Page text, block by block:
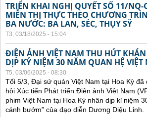
TRIỂN KHAI NGHỊ QUYẾT SỐ 11/
MIỄN THỊ THỰC THEO CHƯƠNG
BA NƯỚC: BA LAN, SÉC, THỤY SŸ
T3, 03/18/2025 - 15:04
ĐIỆN ẢNH VIỆT NAM THU HÚT
DỊP KỶ NIỆM 30 NĂM QUAN HỆ VIỆT
T5, 03/06/2025 - 08:30
Tối 5/3, Đại sứ quán Việt Nam tại Hoa Kỳ
hội Xúc tiến Phát triển Điện ảnh Việt Nam
phim Việt Nam tại Hoa Kỳ nhân dịp kỉ niệm
cánh bướm” của đạo diễn Dương Diệu Linh.